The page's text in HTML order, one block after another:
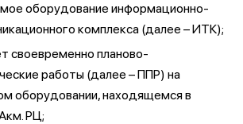
оборудование информационно-
комплекса (далее – ИТК);
своевременно планово-
работы (далее – ППР) на
оборудовании, находящемся в
РЦ;